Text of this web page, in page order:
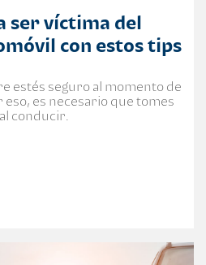
ser víctima del
con estos tips
estés seguro al momento de
es necesario que tomes
conducir.